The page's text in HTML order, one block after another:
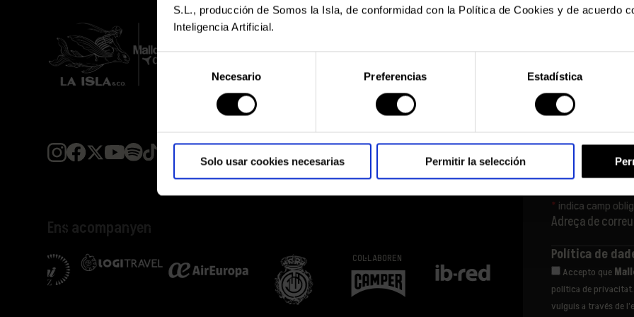
S.L., producción de Somos la Isla, de conformidad con la Política de Cookies y de acuerdo
Inteligencia Artificial.
Selección
consentimiento
Necesario Preferencias Estadística
Solo usar cookies necesarias Permitir la selección A més,
especials i
* indica camp
Adreça de
Política de
Accepto que
política de
vulguis a través de
Ens acompanyen
COL·LABOREN